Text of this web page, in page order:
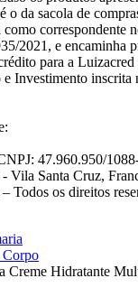
o da sacola de
correspondente
2021, e encaminha
para a
Investimento inscrita
47.960.950/
Vila Santa Cruz,
Todos os direitos
Corpo
Creme Hidratante